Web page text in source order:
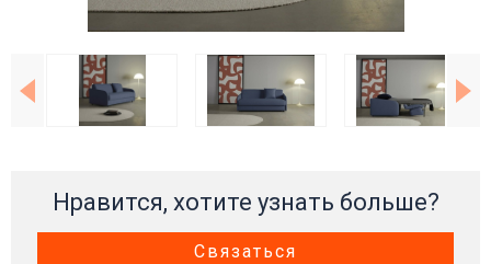
Нравится, хотите узнать больше?
Связаться